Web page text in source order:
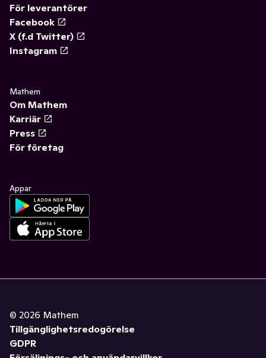
För leverantörer
Facebook
X (f.d Twitter)
Instagram
Mathem
Om Mathem
Karriär
Press
För företag
Appar
© 2026 Mathem
Tillgänglighetsredogörelse
GDPR